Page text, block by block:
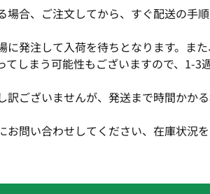
場合、ご注文してから、すぐ配送の手
に発注して入荷を待ちとなります。ま
てしまう可能性もございますので、1-3
訳ございませんが、発送まで時間かか
問い合わせしてください、在庫状況を